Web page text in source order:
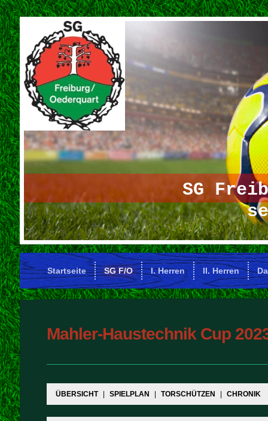
SG
seit
Startseite SG F/O I. Herren II. Herren
Mahler-Haustechnik Cup
ÜBERSICHT | SPIELPLAN | TORSCHÜTZEN | CHRONIK